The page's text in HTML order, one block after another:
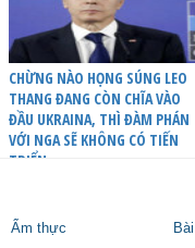
CHỪNG NÀO HỌNG SÚNG LEO
THANG ĐANG CÒN CHĨA VÀO
ĐẦU UKRAINA, THÌ ĐÀM PHÁN
VỚI NGA SẼ KHÔNG CÓ TIẾN
TRIỂN
Ẩm thực